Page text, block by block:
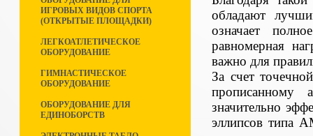
ИГРОВЫХ ВИДОВ СПОРТА
(ОТКРЫТЫЕ ПЛОЩАДКИ)
ЛЕГКОАТЛЕТИЧЕСКОЕ
ОБОРУДОВАНИЕ
ГИМНАСТИЧЕСКОЕ
ОБОРУДОВАНИЕ
ОБОРУДОВАНИЕ ДЛЯ
ЕДИНОБОРСТВ
обладают
означает
равномерная
важно для
За счет
прописанному
значительно
эллипсов типа